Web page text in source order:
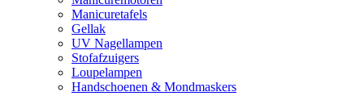
Manicuretafels
Gellak
UV Nagellampen
Stofafzuigers
Loupelampen
Handschoenen & Mondmaskers